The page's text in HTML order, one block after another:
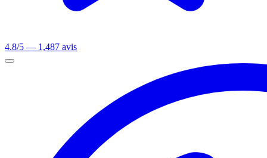
4.8/5 — 1,487 avis
Ouvrir le menu